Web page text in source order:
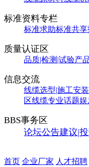
标准资料专栏
标准求助标准共享
质量认证区
品质|检测|试验产
信息交流
线缆选型|施工安装
区线缆专业话题娱
BBS事务区
论坛公告建议|
首页 企业厂家 人才招聘